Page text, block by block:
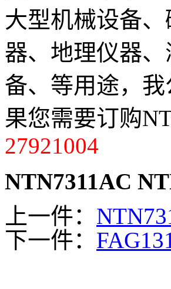
大型机械设备
器、地理仪器
备、等用途，
果您需要订购
27921004
NTN7311AC
上一件：
下一件：